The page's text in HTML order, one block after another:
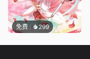
免费 299